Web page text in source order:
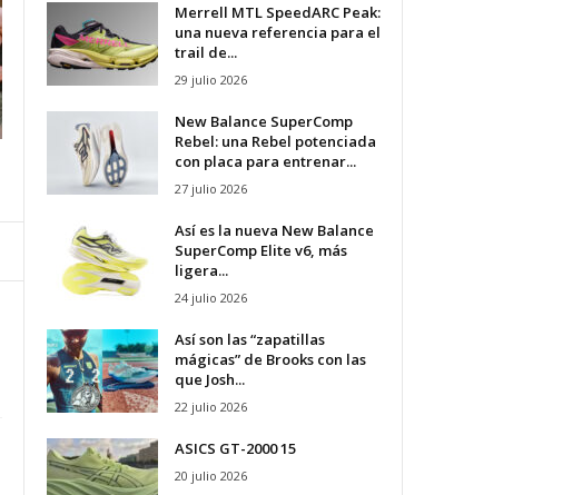
Merrell MTL SpeedARC Peak:
una nueva referencia para el
trail de...
29 julio 2026
New Balance SuperComp
Rebel: una Rebel potenciada
con placa para entrenar...
27 julio 2026
Así es la nueva New Balance
SuperComp Elite v6, más
ligera...
24 julio 2026
Así son las “zapatillas
mágicas” de Brooks con las
que Josh...
22 julio 2026
ASICS GT-2000 15
20 julio 2026